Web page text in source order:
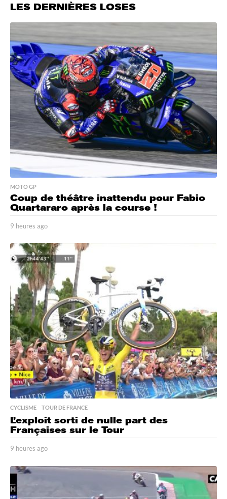
LES DERNIÈRES LOSES
MOTO GP
Coup de théâtre inattendu pour Fabio
Quartararo après la course !
9 heures ago
e
u
r
e
s
a
g
o
CYCLISME ,TOUR DE FRANCE
L’exploit sorti de nulle part des
Françaises sur le Tour
9 heures ago
e
e